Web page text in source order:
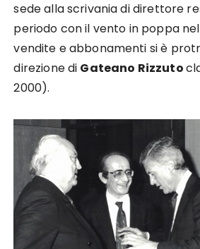
sede alla scrivania di direttore
periodo con il vento in poppa
vendite e abbonamenti si è
direzione di Gateano Rizzuto
2000).